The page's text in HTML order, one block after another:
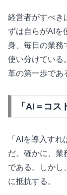
経営者がすべき
ずは自らがAIを
身、毎日の業務
使い分けている
革の第一歩であ
「AI＝コ
「AIを導入す
だ。確かに、業
である。しかし
に抵抗する。